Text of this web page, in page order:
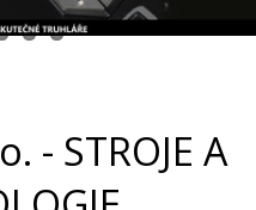
- STROJE A